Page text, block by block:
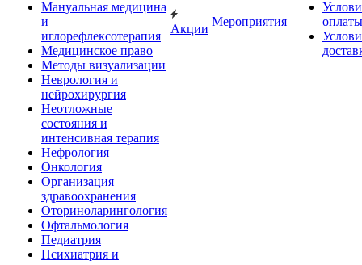
Мануальная медицина
и
иглорефлексотерапия
Медицинское право
Методы визуализации
Неврология и
нейрохирургия
Неотложные
состояния и
интенсивная терапия
Нефрология
Онкология
Организация
здравоохранения
Оториноларингология
Офтальмология
Педиатрия
Психиатрия и
Акции
Мероприятия
оплаты